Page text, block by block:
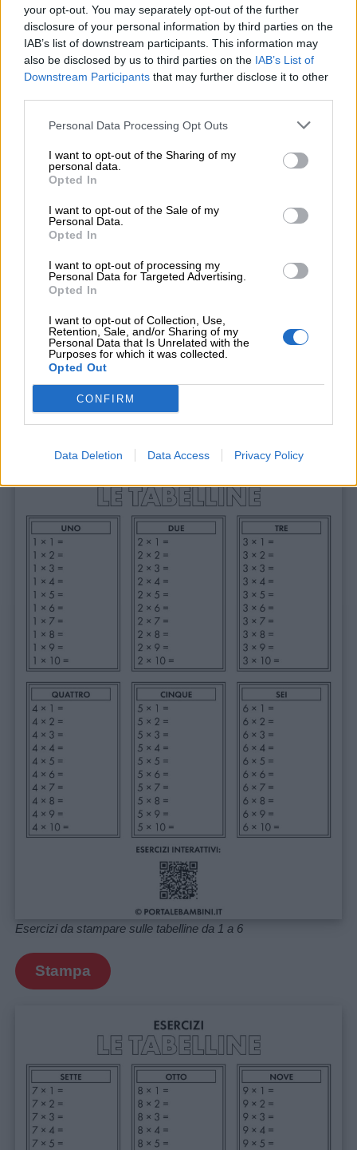
your opt-out. You may separately opt-out of the further
disclosure of your personal information by third parties on the
IAB’s list of downstream participants. This information may
also be disclosed by us to third parties on the IAB’s List of
Downstream Participants that may further disclose it to other
Personal Data Processing Opt Outs
I want to opt-out of the Sharing of my
personal data.
Opted In
I want to opt-out of the Sale of my
Personal Data.
Opted In
I want to opt-out of processing my
Personal Data for Targeted Advertising.
Opted In
I want to opt-out of Collection, Use,
Retention, Sale, and/or Sharing of my
Personal Data that Is Unrelated with the
Purposes for which it was collected.
Opted Out
CONFIRM
Data Deletion Data Access Privacy Policy
Scrivi il risultato delle moltiplicazioni.
Esercizi sulle tabelline da stampare
State cercando degli esercizi sulle tabelline da
stampare e completare? Scoprite le nostre
matrici: si possono ritagliare ed incollare sul
quaderno o svolgere direttamente sulla scheda.
Esercizi da stampare sulle tabelline da 1 a 6
Stampa